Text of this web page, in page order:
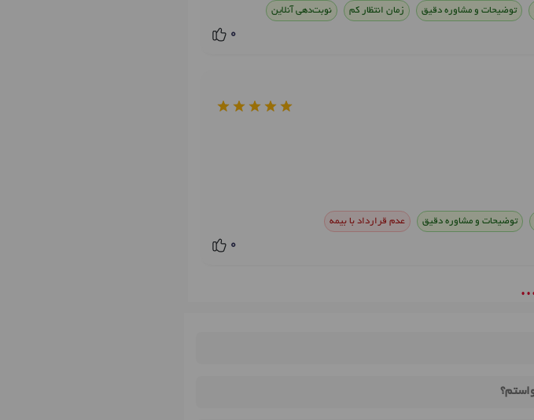
توضیحات و مشاوره دقیق زمان انتظار کم نوبت‌دهی آنلاین
0
توضیحات و مشاوره دقیق عدم قرارداد با بیمه
0
• •